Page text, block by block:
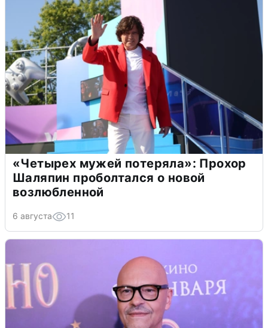
«Четырех мужей потеряла»: Прохор
Шаляпин проболтался о новой
возлюбленной
6 августа 11